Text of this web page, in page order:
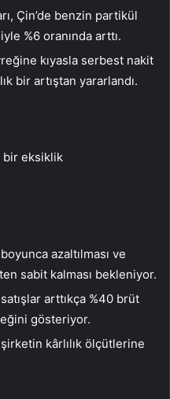
Çin’de benzin partikül
%6 oranında arttı.
kıyasla serbest nakit
bir artıştan yararlandı.
bir eksiklik
azaltılması ve
sabit kalması bekleniyor.
arttıkça %40 brüt
gösteriyor.
kârlılık ölçütlerine